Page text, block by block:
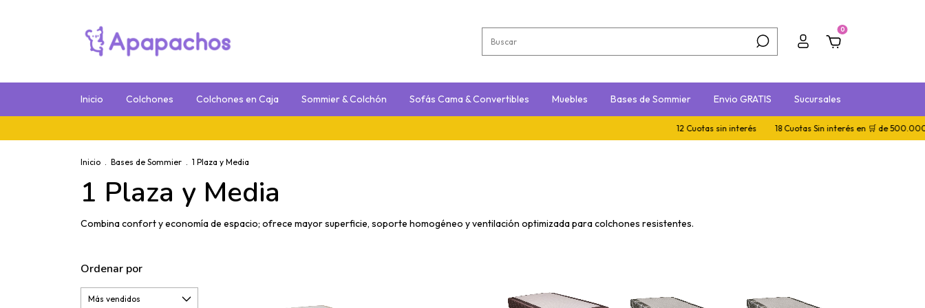
0
Inicio Colchones Colchones en Caja Sommier & Colchón Sofás Cama & Convertibles Muebles Bases de Sommier Envio GRATIS Sucursales
12 Cuotas sin interés 18 Cuotas Sin interés en 🛒 de 500.000+
Inicio . Bases de Sommier . 1 Plaza y Media
1 Plaza y Media
Combina confort y economía de espacio; ofrece mayor superficie, soporte homogéneo y ventilación optimizada para colchones resistentes.
Ordenar por